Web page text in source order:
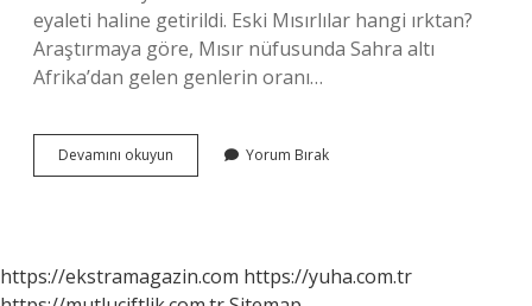
eyaleti haline getirildi. Eski Mısırlılar hangi ırktan?
Araştırmaya göre, Mısır nüfusunda Sahra altı
Afrika’dan gelen genlerin oranı…
Devamını okuyun
Mısır
Yorum Bırak
https://ekstramagazin.com https://yuha.com.tr